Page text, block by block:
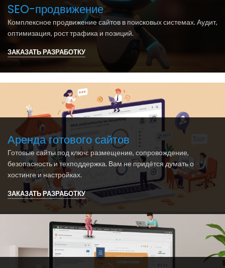
SEO-продвижение
Комплексное продвижение сайтов в поисковых системах. Аудит,
оптимизация, рост трафика и позиций.
ЗАКАЗАТЬ РАЗРАБОТКУ
Аренда готового сайтов
Готовые сайты под ключ: размещение, сопровождение,
безопасность и техподдержка. Вам не придётся думать о
хостинге и настройках.
ЗАКАЗАТЬ РАЗРАБОТКУ